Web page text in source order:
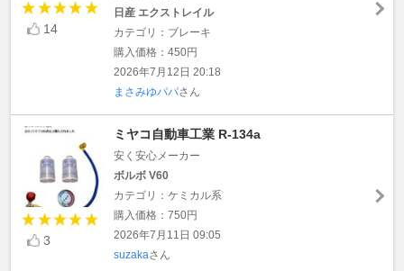
14
日産 エクストレイル
カテゴリ：ブレーキ
購入価格：450円
2026年7月12日 20:18
まさみゆパパさん
3
ミヤコ自動車工業 R-134a
安く安心メーカー
ボルボ V60
カテゴリ：ケミカル系
購入価格：750円
2026年7月11日 09:05
suzakaさん